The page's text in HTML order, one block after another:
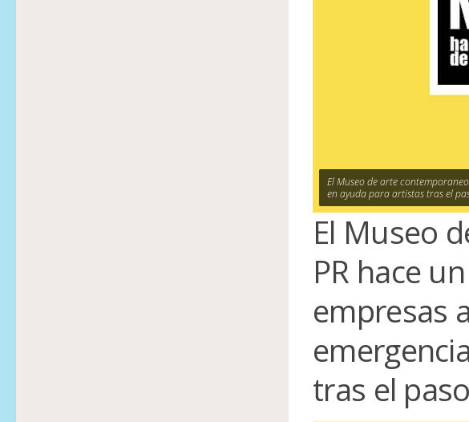
El Museo de arte
en ayuda para artistas tras el
El Museo
PR hace
empresas
tras el